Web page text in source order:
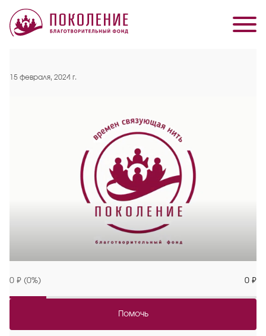
15 февраля, 2024 г.
0 ₽ (0%) 0 ₽
Помочь